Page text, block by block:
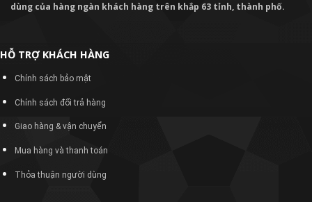
dùng của hàng ngàn khách hàng trên khắp 63 tỉnh, thành phố.
HỖ TRỢ KHÁCH HÀNG
Chính sách bảo mật
Chính sách đổi trả hàng
Giao hàng & vận chuyển
Mua hàng và thanh toán
Thỏa thuận người dùng